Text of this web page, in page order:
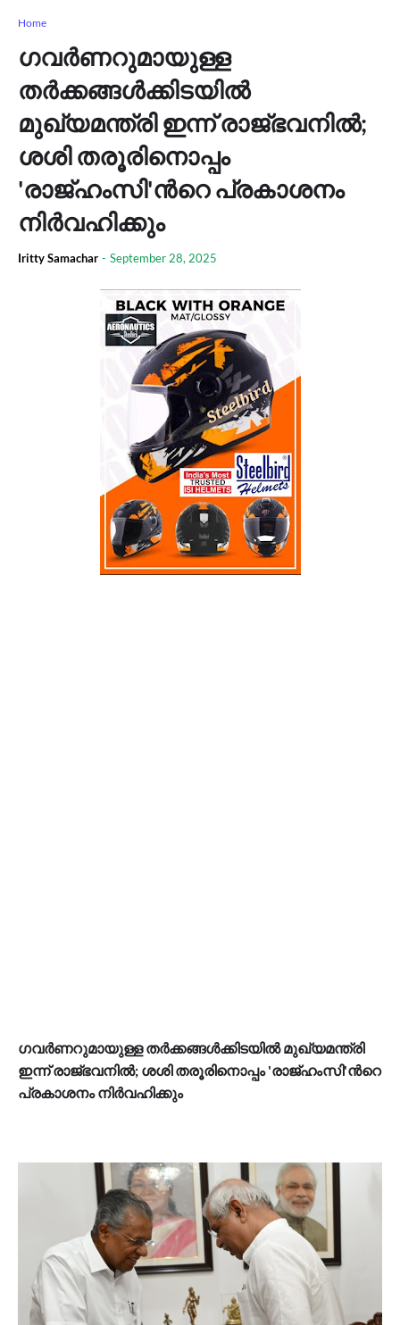
Home
ഗവര്‍ണറുമായുള്ള
തര്‍ക്കങ്ങള്‍ക്കിടയിൽ
മുഖ്യമന്ത്രി ഇന്ന് രാജ്‍ഭവനിൽ;
ശശി തരൂരിനൊപ്പം
'രാജ്ഹംസി'ന്‍റെ പ്രകാശനം
നിര്‍വഹിക്കും
Iritty Samachar - September 28, 2025
ഗവര്‍ണറുമായുള്ള തര്‍ക്കങ്ങള്‍ക്കിടയിൽ മുഖ്യമന്ത്രി
ഇന്ന് രാജ്‍ഭവനിൽ; ശശി തരൂരിനൊപ്പം 'രാജ്ഹംസി'ന്‍റെ
പ്രകാശനം നിര്‍വഹിക്കും